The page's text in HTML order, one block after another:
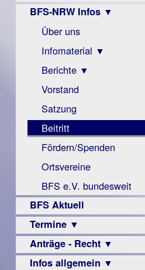
BFS-NRW Infos ▼
Über uns
Infomaterial ▼
Visus
Zeitschrift
Monokular
Mac
Instagram-
Links
Berichte ▼
Archiv
Berichte
Vorstand
Satzung
Beitritt
Fördern/Spenden
Ortsvereine
BFS e.V. bundesweit
BFS Aktuell
Termine ▼
Veranstaltungsprogramme
Anträge - Recht ▼
Archiv
Infos allgemein ▼